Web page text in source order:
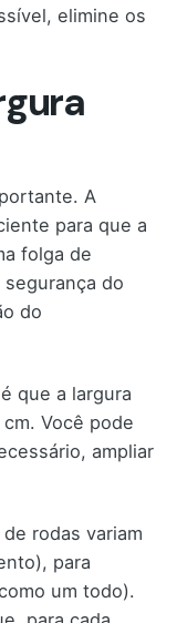
elimine os
A
para que a
folga de
do
do
que a largura
Você pode
ampliar
rodas variam
para
um todo).